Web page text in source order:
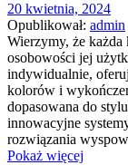
20 kwietnia, 2024
Opublikował: admin
Wierzymy, że
osobowości jej
indywidualnie,
kolorów i
dopasowana do
innowacyjne
rozwiązania
Pokaż więcej